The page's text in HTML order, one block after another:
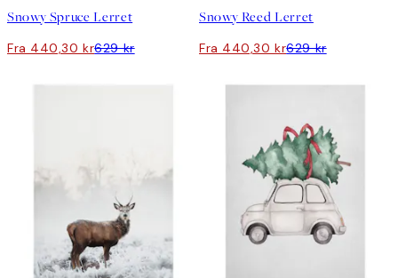
Snowy Spruce Lerret
Fra 440,30 kr629 kr
Snowy Reed Lerret
Fra 440,30 kr629 kr